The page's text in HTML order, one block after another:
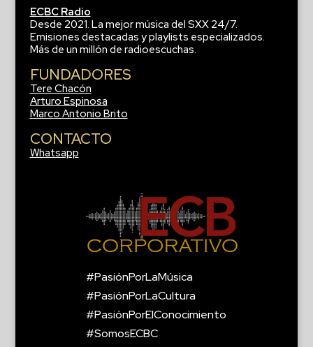
ECBC Radio
Desde 2021. La mejor música del SXX 24/7.
Emisiones destacadas y playlists especializados.
Más de un millón de radioescuchas.
FUNDADORES
Tere Chacón
Arturo Espinosa
Marco Antonio Brito
CONTACTO
Whatsapp
#PasiónPorLaMúsica
#PasiónPorLaCultura
#PasiónPorElConocimiento
#SomosECBC